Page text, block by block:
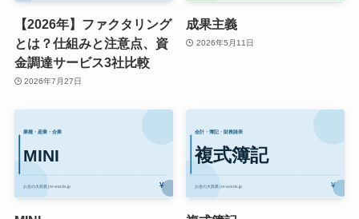
【2026年】ファクタリング
とは？仕組みと注意点、資
金調達サービス3社比較
2026年7月27日
成果主義
2026年5月11日